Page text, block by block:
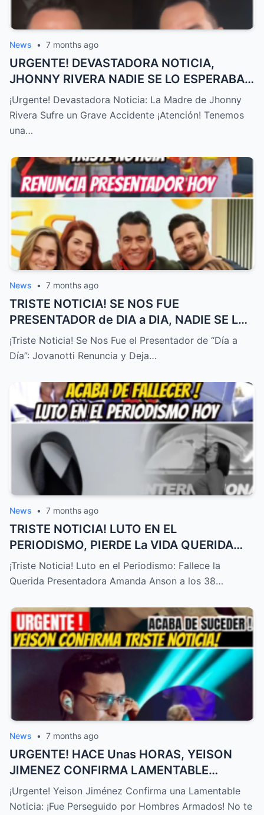
News • 7 months ago
URGENTE! DEVASTADORA NOTICIA,
JHONNY RIVERA NADIE SE LO ESPERABA,
ACABA de SUCEDER! – HTT
¡Urgente! Devastadora Noticia: La Madre de Jhonny
Rivera Sufre un Grave Accidente ¡Atención! Tenemos
una…
News • 7 months ago
TRISTE NOTICIA! SE NOS FUE
PRESENTADOR de DIA a DIA, NADIE SE LO
ESPERABA! – HTT
¡Triste Noticia! Se Nos Fue el Presentador de “Día a
Día”: Jovanotti Renuncia y Deja…
News • 7 months ago
TRISTE NOTICIA! LUTO EN EL
PERIODISMO, PIERDE La VIDA QUERIDA
PRESENTADORA HOY! – HTT
¡Triste Noticia! Luto en el Periodismo: Fallece la
Querida Presentadora Amanda Anson a los 38…
News • 7 months ago
URGENTE! HACE Unas HORAS, YEISON
JIMENEZ CONFIRMA LAMENTABLE
NOTICIA, NO LO ESPERABA,TRISTE
NOTICIA! – HTT
¡Urgente! Yeison Jiménez Confirma una Lamentable
Noticia: ¡Fue Perseguido por Hombres Armados! No te